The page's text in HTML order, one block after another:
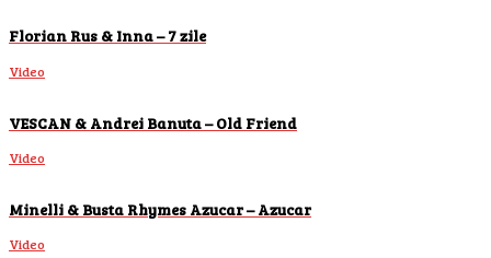
Florian Rus & Inna – 7 zile
Video
VESCAN & Andrei Banuta – Old Friend
Video
Minelli & Busta Rhymes Azucar – Azucar
Video